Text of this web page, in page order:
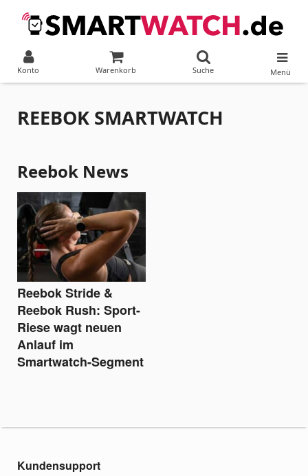
Konto Warenkorb Suche Menü
REEBOK SMARTWATCH
Reebok News
Reebok Stride &
Reebok Rush: Sport-
Riese wagt neuen
Anlauf im
Smartwatch-Segment
Kundensupport